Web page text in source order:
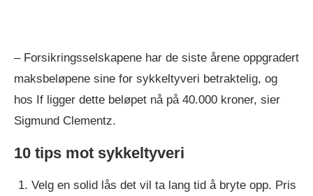
– Forsikringsselskapene har de siste årene oppgradert
maksbeløpene sine for sykkeltyveri betraktelig, og
hos If ligger dette beløpet nå på 40.000 kroner, sier
Sigmund Clementz.
10 tips mot sykkeltyveri
Velg en solid lås det vil ta lang tid å bryte opp. Pris